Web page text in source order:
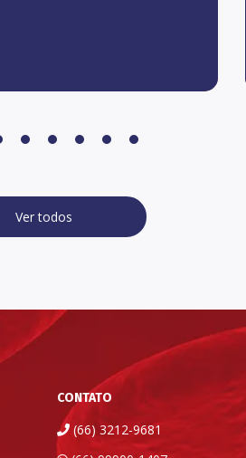
Ver todos
CONTATO
(66) 3212-9681